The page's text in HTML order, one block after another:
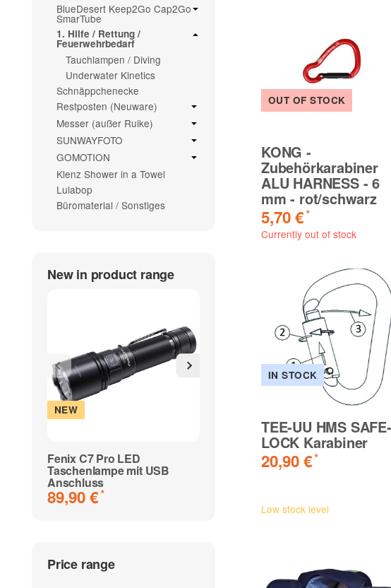
OUT OF STOCK
KONG -
Zubehörkarabiner
ALU HARNESS - 6
mm - rot/schwarz
5,70 €*
Currently out of stock
IN STOCK
TEE-UU HMS SAFE-
LOCK Karabiner
20,90 €*
Low stock level
BlueDesert Keep2Go Cap2Go
SmarTube
1. Hilfe / Rettung /
Feuerwehrbedarf
Tauchlampen / Diving
Underwater Kinetics
Schnäppchenecke
Restposten (Neuware)
Messer (außer Ruike)
SUNWAYFOTO
GOMOTION
Klenz Shower in a Towel
Lulabop
Büromaterial / Sonstiges
New in product range
NEW
Fenix C7 Pro LED
Taschenlampe mit USB
Anschluss
89,90 €*
Fenix C7 V2.0 LED
Taschenlampe mit USB
Price range